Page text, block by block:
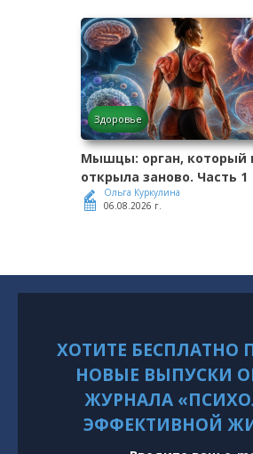
Здоровье
Мышцы: орган, который
открыла заново. Часть 1
Ольга Куркулина
06.08.2026 г.
ХОТИТЕ БЕСПЛАТНО
НОВЫЕ ВЫПУСКИ
ЖУРНАЛА
ЭФФЕКТИВНОЙ